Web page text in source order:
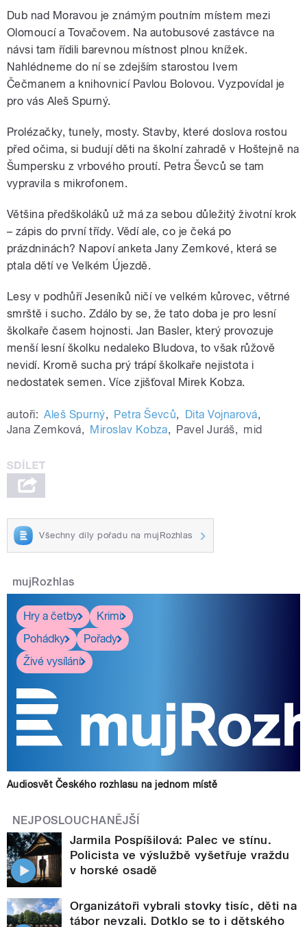
Dub nad Moravou je známým poutním místem mezi
Olomoucí a Tovačovem. Na autobusové zastávce na
návsi tam řídili barevnou místnost plnou knížek.
Nahlédneme do ní se zdejším starostou Ivem
Čečmanem a knihovnicí Pavlou Bolovou. Vyzpovídal je
pro vás Aleš Spurný.
Prolézačky, tunely, mosty. Stavby, které doslova rostou
před očima, si budují děti na školní zahradě v Hoštejně na
Šumpersku z vrbového proutí. Petra Ševců se tam
vypravila s mikrofonem.
Většina předškoláků už má za sebou důležitý životní krok
– zápis do první třídy. Vědí ale, co je čeká po
prázdninách? Napoví anketa Jany Zemkové, která se
ptala dětí ve Velkém Újezdě.
Lesy v podhůří Jeseníků ničí ve velkém kůrovec, větrné
smrště i sucho. Zdálo by se, že tato doba je pro lesní
školkaře časem hojnosti. Jan Basler, který provozuje
menší lesní školku nedaleko Bludova, to však růžově
nevidí. Kromě sucha prý trápí školkaře nejistota i
nedostatek semen. Více zjišťoval Mirek Kobza.
autoři: Aleš Spurný, Petra Ševců, Dita Vojnarová,
Jana Zemková, Miroslav Kobza, Pavel Juráš, mid
Všechny díly pořadu na mujRozhlas
mujRozhlas
Hry a četby
Krimi
Pohádky
Pořady
Živé vysílání
Audiosvět Českého rozhlasu na jednom místě
NEJPOSLOUCHANĚJŠÍ
Jarmila Pospíšilová: Palec ve stínu.
Policista ve výslužbě vyšetřuje vraždu
v horské osadě
Organizátoři vybrali stovky tisíc, děti na
tábor nevzali. Dotklo se to i dětského